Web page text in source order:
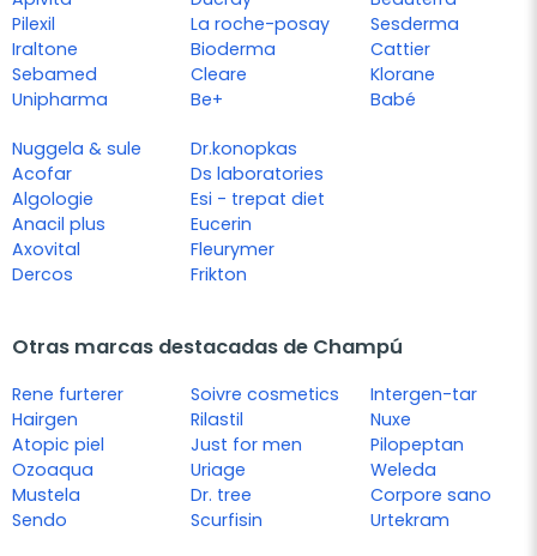
Pilexil
Iraltone
Sebamed
Unipharma
La roche-posay
Bioderma
Cleare
Be+
Sesderma
Cattier
Klorane
Babé
Nuggela & sule
Acofar
Algologie
Anacil plus
Axovital
Dercos
Dr.konopkas
Ds laboratories
Esi - trepat diet
Eucerin
Fleurymer
Frikton
Otras marcas destacadas de Champú
Rene furterer
Hairgen
Atopic piel
Ozoaqua
Mustela
Sendo
Soivre cosmetics
Rilastil
Just for men
Uriage
Dr. tree
Scurfisin
Intergen-tar
Nuxe
Pilopeptan
Weleda
Corpore sano
Urtekram